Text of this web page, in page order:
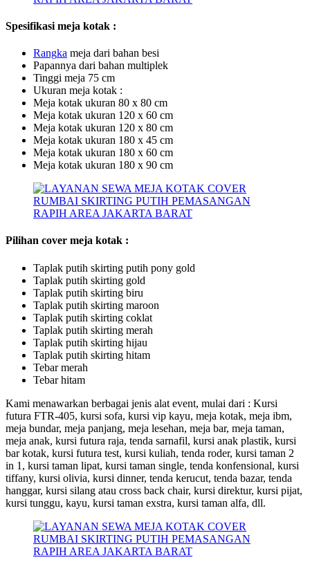
Spesifikasi meja kotak :
Rangka meja dari bahan besi
Papannya dari bahan multiplek
Tinggi meja 75 cm
Ukuran meja kotak :
Meja kotak ukuran 80 x 80 cm
Meja kotak ukuran 120 x 60 cm
Meja kotak ukuran 120 x 80 cm
Meja kotak ukuran 180 x 45 cm
Meja kotak ukuran 180 x 60 cm
Meja kotak ukuran 180 x 90 cm
Pilihan cover meja kotak :
Taplak putih skirting putih pony gold
Taplak putih skirting gold
Taplak putih skirting biru
Taplak putih skirting maroon
Taplak putih skirting coklat
Taplak putih skirting merah
Taplak putih skirting hijau
Taplak putih skirting hitam
Tebar merah
Tebar hitam
Kami menawarkan berbagai jenis alat event, mulai dari : Kursi
futura FTR-405, kursi sofa, kursi vip kayu, meja kotak, meja ibm,
meja bundar, meja panjang, meja lesehan, meja bar, meja taman,
meja anak, kursi futura raja, tenda sarnafil, kursi anak plastik, kursi
bar kotak, kursi futura test, kursi kuliah, tenda roder, kursi taman 2
in 1, kursi taman lipat, kursi taman single, tenda konfensional, kursi
tiffany, kursi olivia, kursi dinner, tenda kerucut, tenda bazar, tenda
hanggar, kursi silang atau cross back chair, kursi direktur, kursi pijat,
kursi tunggu, kayu, kursi taman exstra, kursi taman alfa, dll.